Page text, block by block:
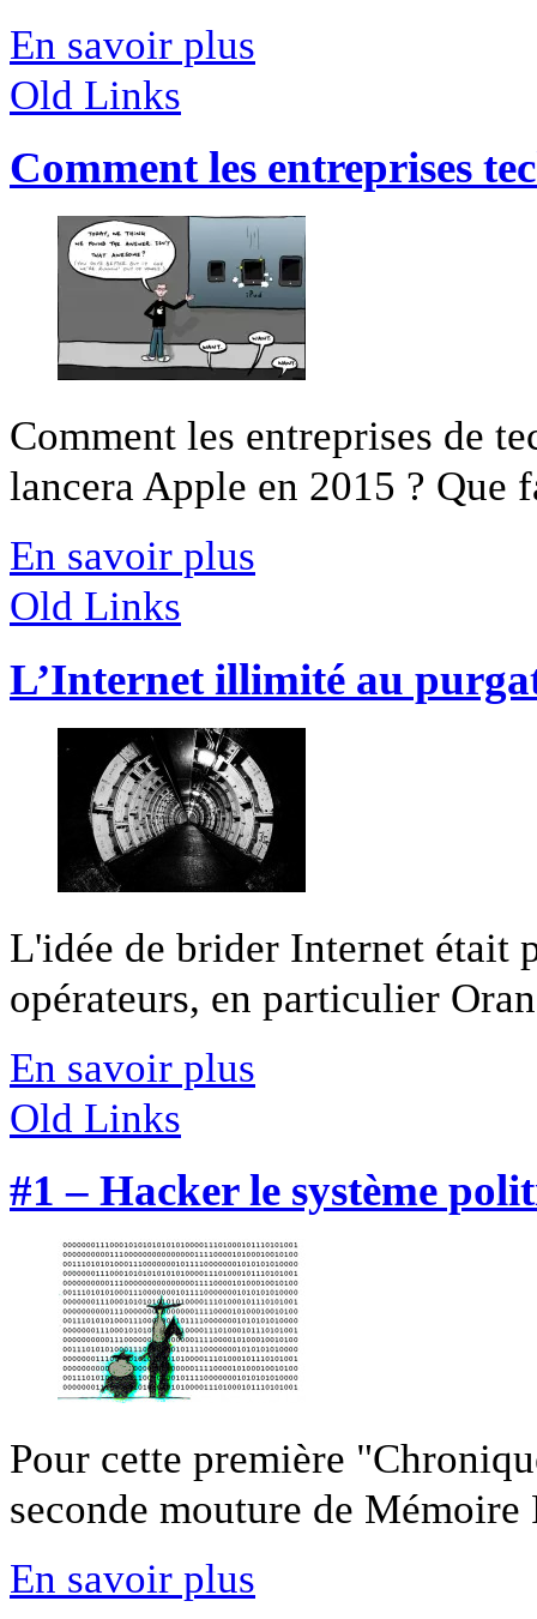
En savoir plus
Old Links
Comment les entreprises
Comment les entreprises de
lancera Apple en 2015 ? Que
En savoir plus
Old Links
L’Internet illimité au
L'idée de brider Internet était
opérateurs, en particulier
En savoir plus
Old Links
#1 – Hacker le système
Pour cette première
seconde mouture de
En savoir plus